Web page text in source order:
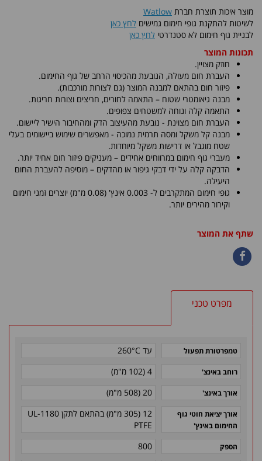
מוצר איכות תוצרת חברת Watlow
לשיטות להתקנת גופי חימום גמישים לחץ כאן
לבניית גוף חימום לא סטנדרטי לחץ כאן
תכונות המוצר
חוזק מצויין.
העברת חום מעולה, הנובעת מהכיסוי הרחב של גוף החימום.
פיזור חום בהתאם למבנה המוצר (גם לצורות מורכבות).
מבנה גיאומטרי שטוח – התאמה לחורים, חריצים וצורות חריגות.
התאמה קלה ונוחה למשטחים צפופים.
העברת חום מצוינת - נובעת מהעיצוב הדק ומהחיבור הישיר ליישום.
מבנה קל משקל ומסה תרמית נמוכה - מאפשרים שימוש ביישומים בעלי
שטח מוגבל או דרישות משקל מיוחדות.
מעברי גוף חימום במרווחים אחידים – מעניקים פיזור חום אחיד יותר.
הדבקה קלה על ידי דבקי גיפור או מהדקים – מוסיפה להעברת החום
היעילה.
גופי חימום המתקרבים ל- 0.003 אינץ' (0.08 מ"מ) יוצרים זמני חימום
וקירור מהירים יותר.
שתף את המוצר
מפרט טכני
טמפרטורת תפעול עד 260°C
רוחב באינצ' 4 (102 מ"מ)
אורך באינצ' 20 (508 מ"מ)
אורך יציאת חוטי גוף
החימום באינץ'
12 (305 מ"מ) בהתאם לתקן 1180-UL
PTFE
הספק
800